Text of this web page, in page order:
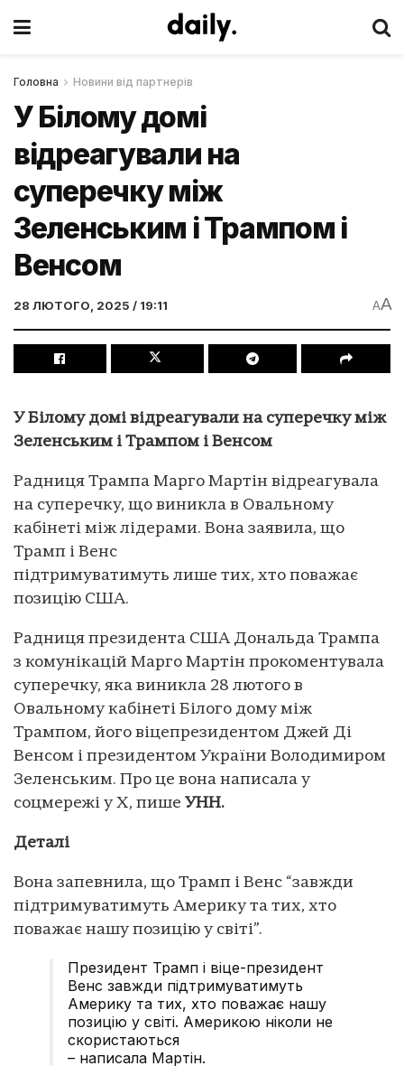
Головна Новини від партнерів
У Білому домі
відреагували на
суперечку між
Зеленським і Трампом і
Венсом
28 ЛЮТОГО, 2025 / 19:11 AA
У Білому домі відреагували на суперечку між
Зеленським і Трампом і Венсом
Радниця Трампа Марго Мартін відреагувала
на суперечку, що виникла в Овальному
кабінеті між лідерами. Вона заявила, що
Трамп і Венс
підтримуватимуть лише тих, хто поважає
позицію США.
Радниця президента США Дональда Трампа
з комунікацій Марго Мартін прокоментувала
суперечку, яка виникла 28 лютого в
Овальному кабінеті Білого дому між
Трампом, його віцепрезидентом Джей Ді
Венсом і президентом України Володимиром
Зеленським. Про це вона написала у
соцмережі у X, пише УНН.
Деталі
Вона запевнила, що Трамп і Венс “завжди
підтримуватимуть Америку та тих, хто
поважає нашу позицію у світі”.
Президент Трамп і віце-президент
Венс завжди підтримуватимуть
Америку та тих, хто поважає нашу
позицію у світі. Америкою ніколи не
скористаються
– написала Мартін.